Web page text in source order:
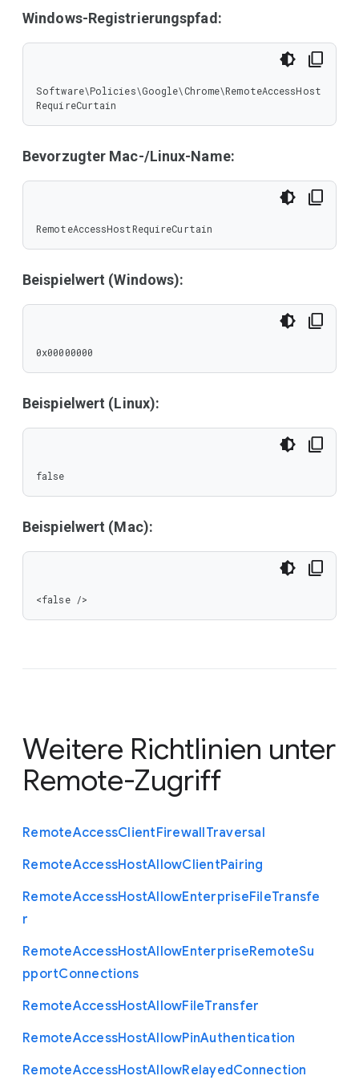
Windows-Registrierungspfad:
Software\Policies\Google\Chrome\RemoteAccessHost
RequireCurtain
Bevorzugter Mac-/Linux-Name:
RemoteAccessHostRequireCurtain
Beispielwert (Windows):
0x00000000
Beispielwert (Linux):
false
Beispielwert (Mac):
<false />
Weitere Richtlinien unter
Remote-Zugriff
RemoteAccessClientFirewallTraversal
RemoteAccessHostAllowClientPairing
RemoteAccessHostAllowEnterpriseFileTransfe
r
RemoteAccessHostAllowEnterpriseRemoteSu
pportConnections
RemoteAccessHostAllowFileTransfer
RemoteAccessHostAllowPinAuthentication
RemoteAccessHostAllowRelayedConnection